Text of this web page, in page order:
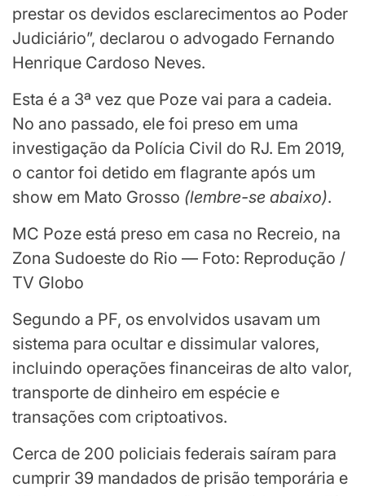
prestar os devidos esclarecimentos ao Poder
Judiciário”, declarou o advogado Fernando
Henrique Cardoso Neves.
Esta é a 3ª vez que Poze vai para a cadeia.
No ano passado, ele foi preso em uma
investigação da Polícia Civil do RJ. Em 2019,
o cantor foi detido em flagrante após um
show em Mato Grosso (lembre-se abaixo).
MC Poze está preso em casa no Recreio, na
Zona Sudoeste do Rio — Foto: Reprodução /
TV Globo
Segundo a PF, os envolvidos usavam um
sistema para ocultar e dissimular valores,
incluindo operações financeiras de alto valor,
transporte de dinheiro em espécie e
transações com criptoativos.
Cerca de 200 policiais federais saíram para
cumprir 39 mandados de prisão temporária e